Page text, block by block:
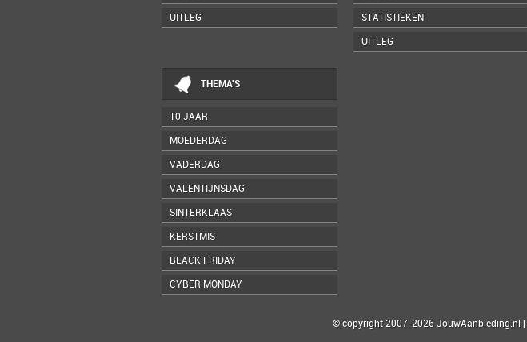
UITLEG STATISTIEKEN
UITLEG
THEMA'S
10 JAAR
MOEDERDAG
VADERDAG
VALENTIJNSDAG
SINTERKLAAS
KERSTMIS
BLACK FRIDAY
CYBER MONDAY
© copyright 2007-2026 JouwAanbieding.nl |